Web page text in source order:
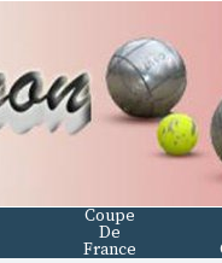
Coupe
De
France